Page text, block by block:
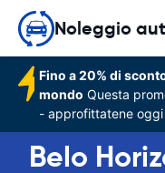
Noleggio
Fino a 20% di
mondo Questa
- approfittatene oggi
Belo